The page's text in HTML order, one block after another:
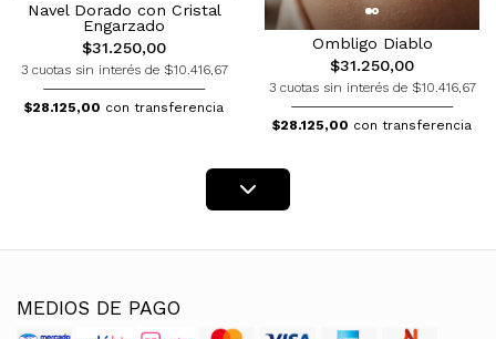
Navel Dorado con Cristal
Engarzado
$31.250,00
3 cuotas sin interés de $10.416,67
$28.125,00 con transferencia
Ombligo Diablo
$31.250,00
3 cuotas sin interés de $10.416,67
$28.125,00 con transferencia
MEDIOS DE PAGO